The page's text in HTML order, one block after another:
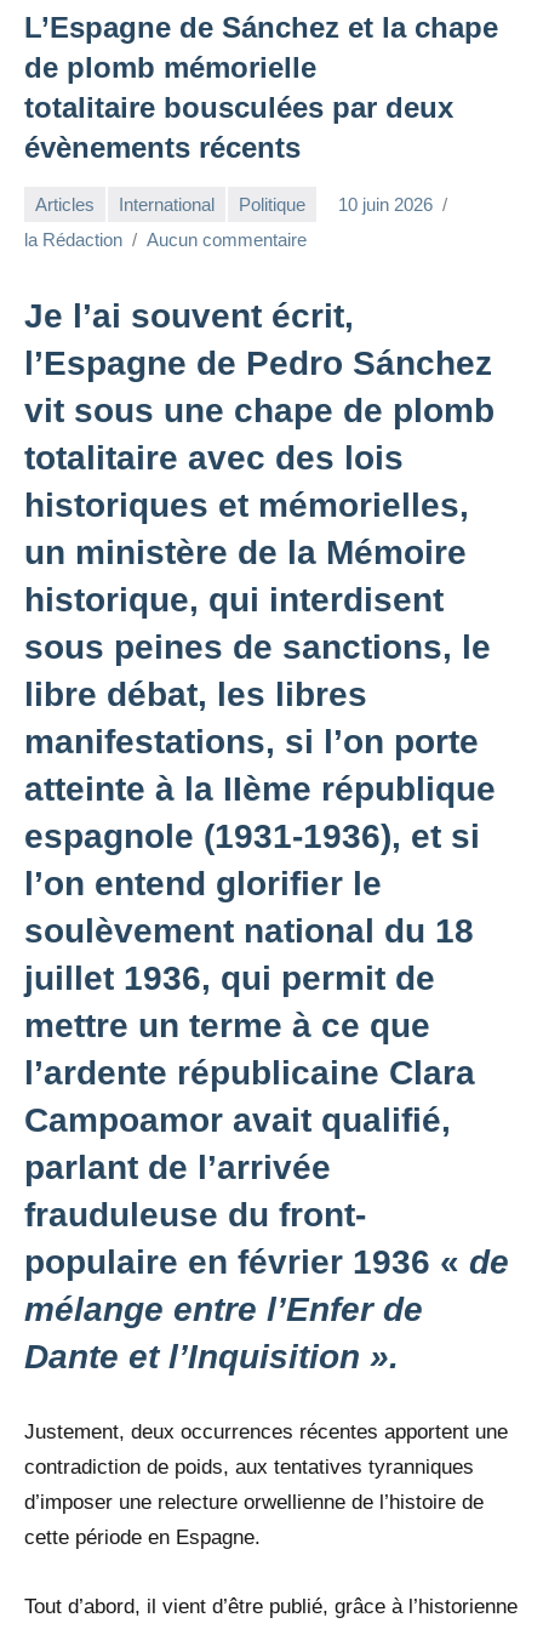
L’Espagne de Sánchez et la chape
de plomb mémorielle
totalitaire bousculées par deux
évènements récents
Articles International Politique
10 juin 2026
la Rédaction
Aucun commentaire
Je l’ai souvent écrit,
l’Espagne de Pedro Sánchez
vit sous une chape de plomb
totalitaire avec des lois
historiques et mémorielles,
un ministère de la Mémoire
historique, qui interdisent
sous peines de sanctions, le
libre débat, les libres
manifestations, si l’on porte
atteinte à la IIème république
espagnole (1931-1936), et si
l’on entend glorifier le
soulèvement national du 18
juillet 1936, qui permit de
mettre un terme à ce que
l’ardente républicaine Clara
Campoamor avait qualifié,
parlant de l’arrivée
frauduleuse du front-
populaire en février 1936 « de
mélange entre l’Enfer de
Dante et l’Inquisition ».
Justement, deux occurrences récentes apportent une
contradiction de poids, aux tentatives tyranniques
d’imposer une relecture orwellienne de l’histoire de
cette période en Espagne.
Tout d’abord, il vient d’être publié, grâce à l’historienne